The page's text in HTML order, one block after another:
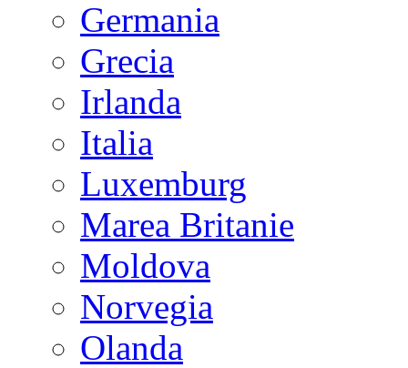
Germania
Grecia
Irlanda
Italia
Luxemburg
Marea Britanie
Moldova
Norvegia
Olanda